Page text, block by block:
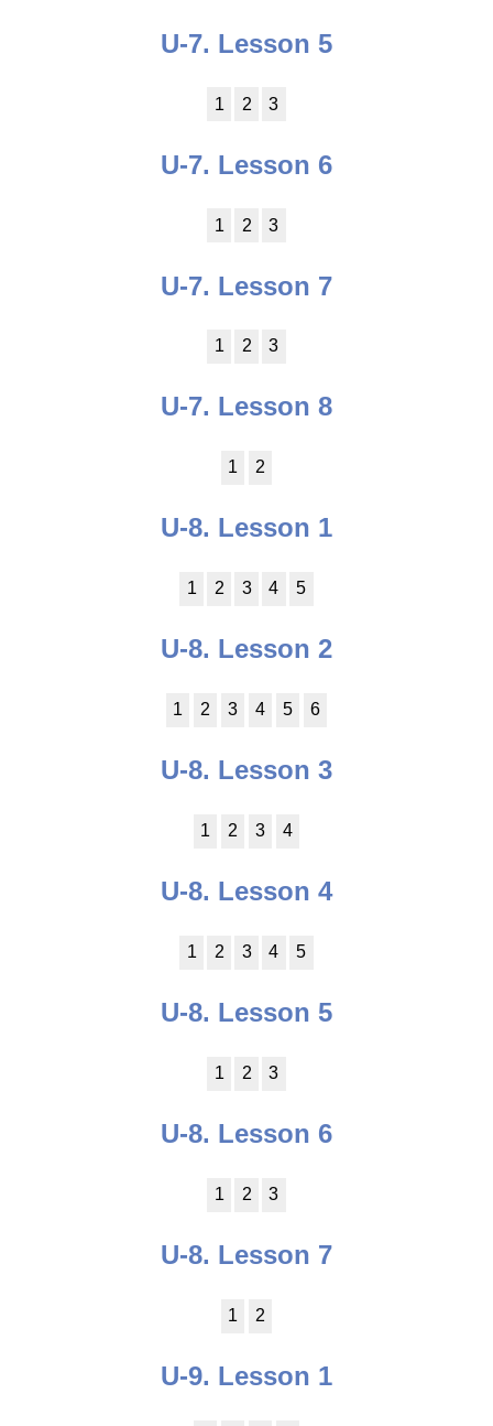
U-7. Lesson 5
1 2 3
U-7. Lesson 6
1 2 3
U-7. Lesson 7
1 2 3
U-7. Lesson 8
1 2
U-8. Lesson 1
1 2 3 4 5
U-8. Lesson 2
1 2 3 4 5 6
U-8. Lesson 3
1 2 3 4
U-8. Lesson 4
1 2 3 4 5
U-8. Lesson 5
1 2 3
U-8. Lesson 6
1 2 3
U-8. Lesson 7
1 2
U-9. Lesson 1